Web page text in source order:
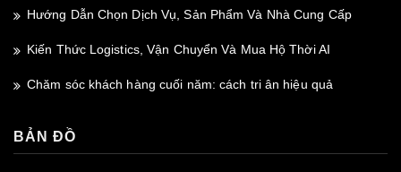
Hướng Dẫn Chọn Dịch Vụ, Sản Phẩm Và Nhà Cung Cấp
Kiến Thức Logistics, Vận Chuyển Và Mua Hộ Thời AI
Chăm sóc khách hàng cuối năm: cách tri ân hiệu quả
BẢN ĐỒ